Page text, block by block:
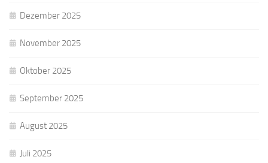
Dezember 2025
November 2025
Oktober 2025
September 2025
August 2025
Juli 2025